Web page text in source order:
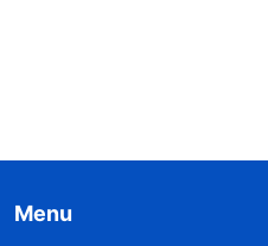
Menu